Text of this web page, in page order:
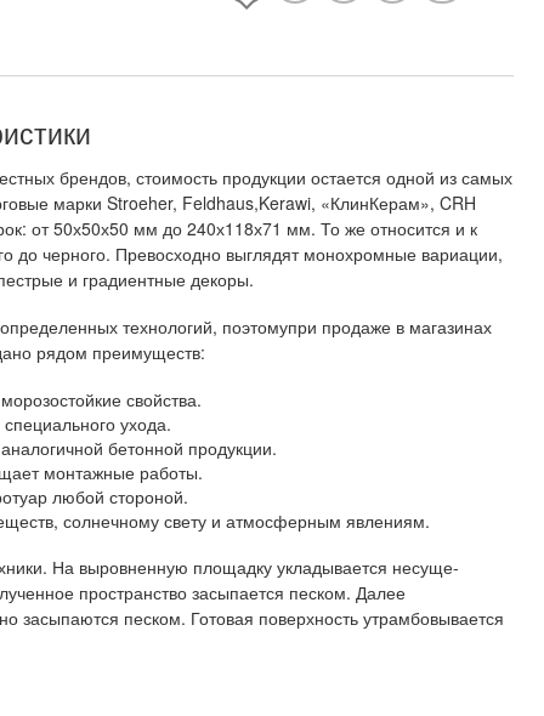
брендов, стоимость продукции остается одной из самых
марки Stroeher, Feldhaus,Kerawi, «КлинКерам», CRH
от 50х50х50 мм до 240х118х71 мм. То же относится и к
до черного. Превосходно выглядят монохромные вариации,
и градиентные декоры.
технологий, поэтомупри продаже в магазинах
рядом преимуществ:
свойства.
ухода.
бетонной продукции.
монтажные работы.
любой стороной.
солнечному свету и атмосферным явлениям.
На выровненную площадку укладывается несуще-
пространство засыпается песком. Далее
песком. Готовая поверхность утрамбовывается